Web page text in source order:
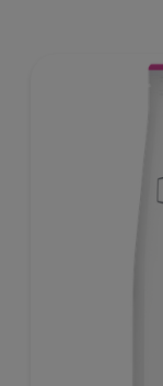
unieke
beste